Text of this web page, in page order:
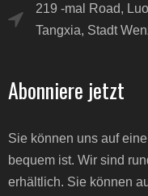
219 -mal Road,
Tangxia, Stadt
Abonniere jetzt
Sie können uns auf
bequem ist. Wir sind
erhältlich. Sie können